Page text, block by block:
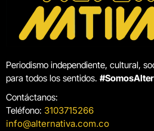
Periodismo independiente, cultural,
para todos los sentidos.
Contáctanos:
Teléfono: 3103715266
info@alternativa.com.co